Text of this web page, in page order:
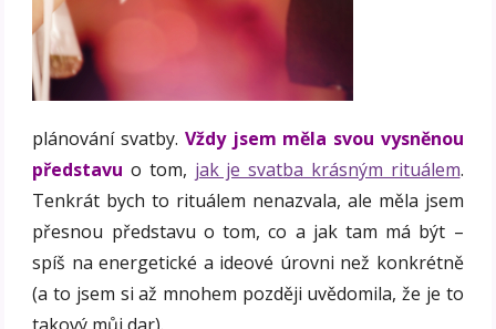
plánování svatby. Vždy jsem měla svou vysněnou
představu o tom, jak je svatba krásným rituálem.
Tenkrát bych to rituálem nenazvala, ale měla jsem
přesnou představu o tom, co a jak tam má být –
spíš na energetické a ideové úrovni než konkrétně
(a to jsem si až mnohem později uvědomila, že je to